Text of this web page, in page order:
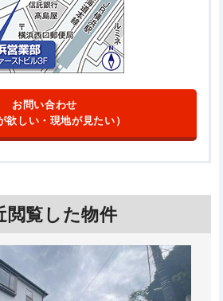
お問い合わせ
欲しい・現地が見たい）
閲覧した物件